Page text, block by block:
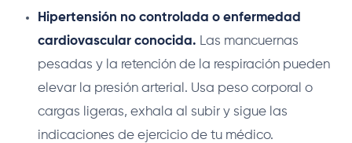
Hipertensión no controlada o enfermedad
cardiovascular conocida. Las mancuernas
pesadas y la retención de la respiración pueden
elevar la presión arterial. Usa peso corporal o
cargas ligeras, exhala al subir y sigue las
indicaciones de ejercicio de tu médico.